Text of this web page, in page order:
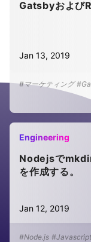
Gatsbyおよび
Jan 13, 2019
#マーケティング
Engineering
Nodejsで
を作成する。
Jan 12, 2019
#Node.js #Javascript